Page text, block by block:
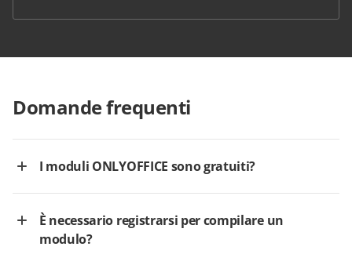
Domande frequenti
I moduli ONLYOFFICE sono gratuiti?
È necessario registrarsi per compilare un
modulo?